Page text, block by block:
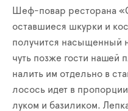
Шеф-повар ресторана
оставшиеся шкурки и
получится насыщенный
чуть позже гости нашей
налить им отдельно в
лосось идет в
луком и базиликом.